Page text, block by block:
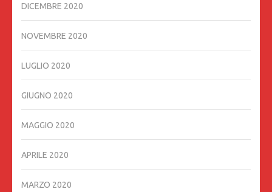
DICEMBRE 2020
NOVEMBRE 2020
LUGLIO 2020
GIUGNO 2020
MAGGIO 2020
APRILE 2020
MARZO 2020